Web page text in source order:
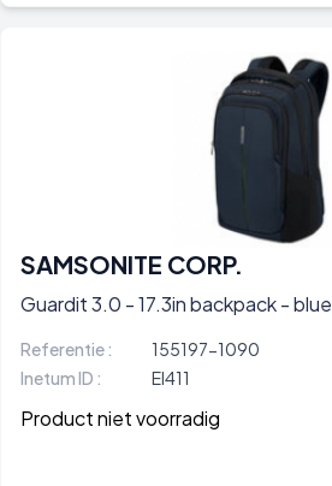
SAMSONITE CORP.
Guardit 3.0 - 17.3in backpack - blue
Referentie :
155197-1090
Inetum ID :
EI411
Product niet voorradig